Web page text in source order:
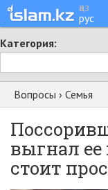
қаз
рус
Категория:
Вопросы › Семья
выгнал
стоит